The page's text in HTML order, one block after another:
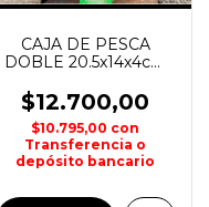
CAJA DE PESCA
DOBLE 20.5x14x4cm
$12.700,00
$10.795,00 con
Transferencia o
depósito bancario